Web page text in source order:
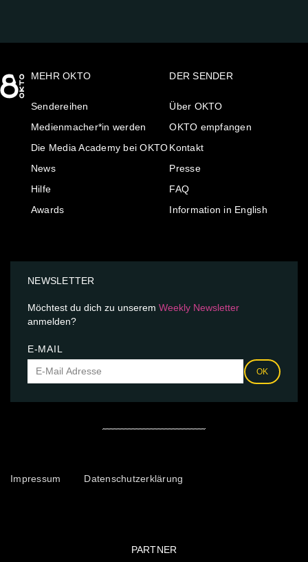
MEHR OKTO
Sendereihen
Medienmacher*in werden
Die Media Academy bei OKTO
News
Hilfe
Awards
DER SENDER
Über OKTO
OKTO empfangen
Kontakt
Presse
FAQ
Information in English
NEWSLETTER
Möchtest du dich zu unserem Weekly Newsletter
anmelden?
E-MAIL
OK
Impressum Datenschutzerklärung
PARTNER